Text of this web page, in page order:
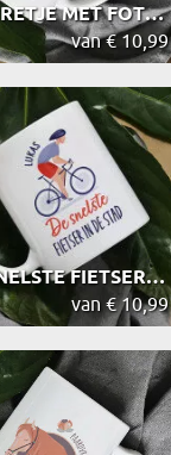
STERRETJE MET FOTO THE OFFICE - MOK
van € 10,99
DE SNELSTE FIETSER - MOK
van € 10,99